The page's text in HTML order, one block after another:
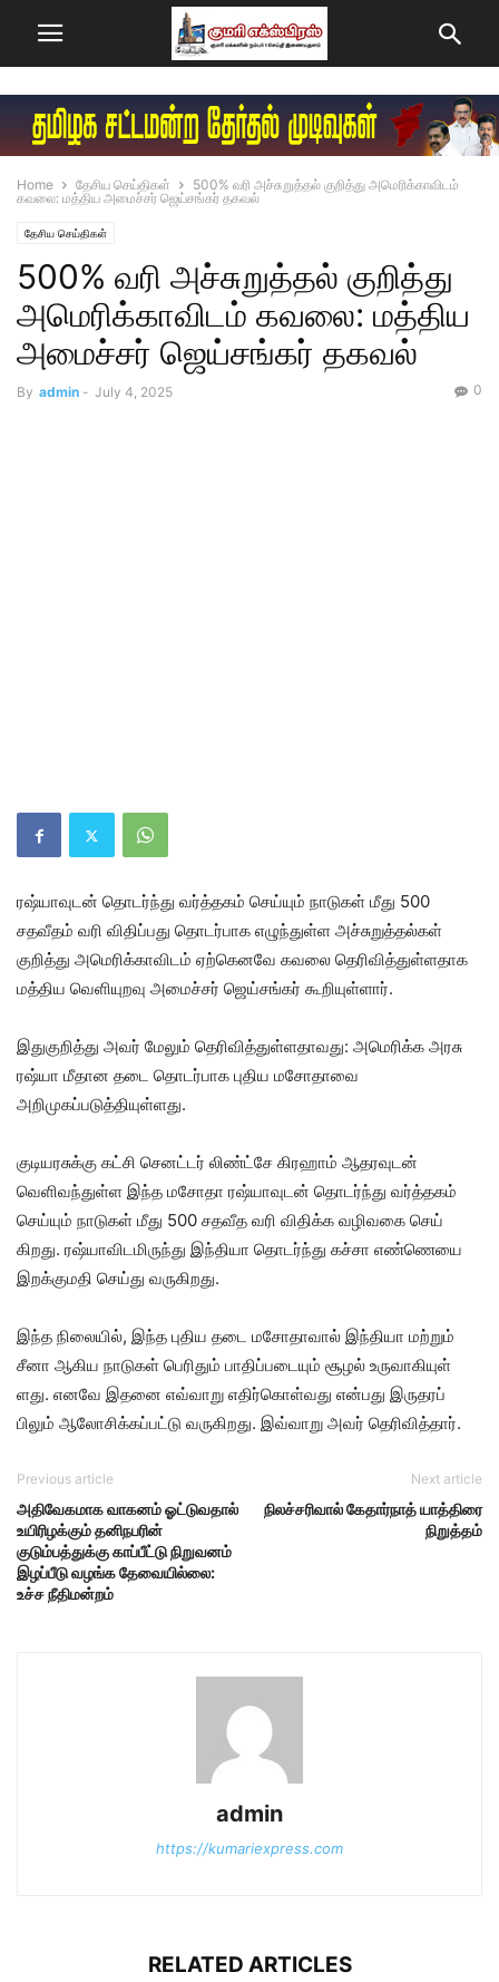
Home தேசிய செய்திகள்
500% வரி அச்சுறுத்தல் குறித்து அமெரிக்காவிடம்
கவலை: மத்திய அமைச்சர் ஜெய்சங்கர் தகவல்
தேசிய செய்திகள்
500% வரி அச்சுறுத்தல் குறித்து
அமெரிக்காவிடம் கவலை: மத்திய
அமைச்சர் ஜெய்சங்கர் தகவல்
By admin - July 4, 2025 0
ரஷ்யாவுடன் தொடர்ந்து வர்த்தகம் செய்யும் நாடுகள் மீது 500
சதவீதம் வரி விதிப்பது தொடர்பாக எழுந்துள்ள அச்சுறுத்தல்கள்
குறித்து அமெரிக்காவிடம் ஏற்கெனவே கவலை தெரிவித்துள்ளதாக
மத்திய வெளியுறவு அமைச்சர் ஜெய்சங்கர் கூறியுள்ளார்.
இதுகுறித்து அவர் மேலும் தெரிவித்துள்ளதாவது: அமெரிக்க அரசு
ரஷ்யா மீதான தடை தொடர்பாக புதிய மசோதாவை
அறிமுகப்படுத்தியுள்ளது.
குடியரசுக்கு கட்சி செனட்​டர் லிண்ட்சே கிரஹாம் ஆதர​வுடன்
வெளிவந்​துள்ள இந்த மசோதா ரஷ்​யா​வுடன் தொடர்ந்து வர்த்​தகம்
செய்​யும் நாடு​கள் மீது 500 சதவீத வரி விதிக்க வழி​வகை செய்​
கிறது. ரஷ்​யா​விட​மிருந்து இந்​தியா தொடர்ந்து கச்சா எண்​ணெயை
இறக்​குமதி செய்து வரு​கிறது.
இந்த நிலை​யில், இந்த புதிய தடை மசோ​தா​வால் இந்​தியா மற்​றும்
சீனா ஆகிய நாடு​கள் பெரிதும் பாதிப்​படை​யும் சூழல் உரு​வாகி​யுள்​
ளது. எனவே இதனை எவ்​வாறு எதிர்​கொள்​வது என்​பது இருதரப்​
பிலும் ஆலோசிக்​கப்​பட்டு வரு​கிறது. இவ்​வாறு அவர் தெரி​வித்தார்.
Previous article
அதிவேகமாக வாகனம் ஓட்டுவதால்
உயிரிழக்கும் தனிநபரின்
குடும்பத்துக்கு காப்பீட்டு நிறுவனம்
இழப்பீடு வழங்க தேவையில்லை:
உச்ச நீதிமன்றம்
Next article
நிலச்சரிவால் கேதார்நாத் யாத்திரை
நிறுத்தம்
admin
https://kumariexpress.com
RELATED ARTICLES